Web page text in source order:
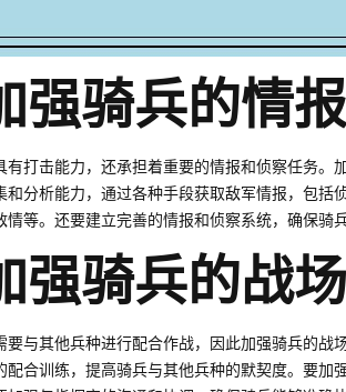
强骑兵的情
有打击能力，还承担着重要的情报和侦察任务。
和分析能力，通过各种手段获取敌军情报，包
等。还要建立完善的情报和侦察系统，确保骑
强骑兵的战
要与其他兵种进行配合作战，因此加强骑兵的战
配合训练，提高骑兵与其他兵种的默契度。要